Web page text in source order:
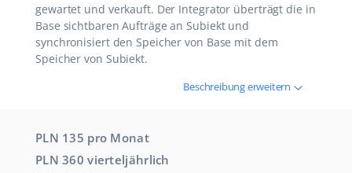
gewartet und verkauft. Der Integrator überträgt die in
Base sichtbaren Aufträge an Subiekt und
synchronisiert den Speicher von Base mit dem
Speicher von Subiekt.
Beschreibung erweitern
PLN 135 pro Monat
PLN 360 vierteljährlich